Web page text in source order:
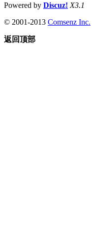
Powered by Discuz! X3.1
© 2001-2013 Comsenz Inc.
返回顶部